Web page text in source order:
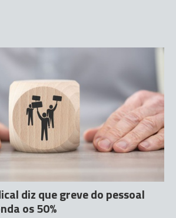
diz que greve do pessoal
os 50%